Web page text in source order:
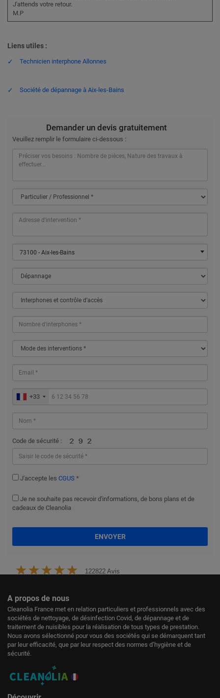
J'attends votre retour.
M.P
Liens utiles :
Technicien interphone Allonnes
Société de dépannage à Aix-les-Bains
Demander un devis gratuitement
Veuillez remplir le formulaire ci-dessous :
73100 - Aix-les-Bains
+33
Code de sécurité :
J'accepte les CGUS *
Je ne souhaite pas recevoir d'informations, de bons plans et de
cadeaux de Cleanolia
ENVOYER
122822 Avis
A propos de nous
Cleanolia France met en relation particuliers et professionnels avec des
sociétés de nettoyage, de désinfection Covid, de dépannage et de
traitement de nuisibles pour la réalisation de tous types de prestation.
Nous avons sélectionné pour vous des sociétés qui se démarquent tant
par leur efficacité, que par leur respect des normes d’hygiène et de
sécurité.